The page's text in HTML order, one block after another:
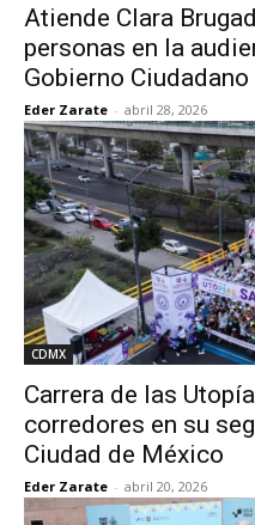
Atiende Clara
personas en la
Gobierno Ciudadano
Eder Zarate - abril 28, 2026
CDMX
Carrera de las
corredores en su
Ciudad de México
Eder Zarate - abril 20, 2026